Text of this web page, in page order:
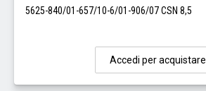
5625-840/01-657/10-6/01-906/07 CSN 8,5
Accedi per acquistare